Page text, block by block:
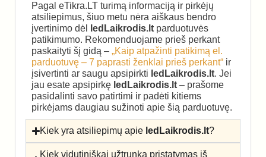
Pagal eTikra.LT turimą informaciją ir pirkėjų
atsiliepimus, šiuo metu nėra aiškaus bendro
įvertinimo dėl
ledLaikrodis.lt parduotuvės
patikimumo. Rekomenduojame prieš perkant
paskaityti šį gidą – „Kaip atpažinti patikimą el.
parduotuvę – 7 paprasti ženklai prieš perkant“ ir
įsivertinti ar saugu apsipirkti ledLaikrodis.lt. Jei
jau esate apsipirkę ledLaikrodis.lt – prašome
pasidalinti savo patirtimi ir padėti kitiems
pirkėjams daugiau sužinoti apie šią parduotuvę.
Kiek yra atsiliepimų apie ledLaikrodis.lt?
Kiek vidutiniškai užtrunka pristatymas iš